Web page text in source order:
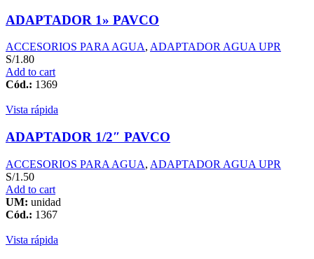
ADAPTADOR 1» PAVCO
ACCESORIOS PARA AGUA, ADAPTADOR AGUA UPR
S/1.80
Add to cart
Cód.: 1369
Vista rápida
ADAPTADOR 1/2″ PAVCO
ACCESORIOS PARA AGUA, ADAPTADOR AGUA UPR
S/1.50
Add to cart
UM: unidad
Cód.: 1367
Vista rápida